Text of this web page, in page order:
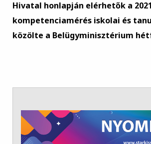
Hivatal honlapján elérhetők a
kompetenciamérés iskolai és
közölte a Belügyminisztérium